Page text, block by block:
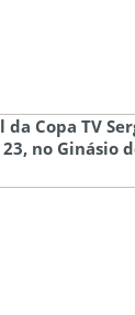
Copa TV
no Ginásio